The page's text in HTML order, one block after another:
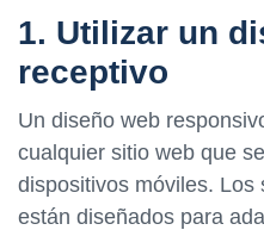
1. Utilizar un
receptivo
Un diseño web
cualquier sitio web que
dispositivos móviles. Los
están diseñados para